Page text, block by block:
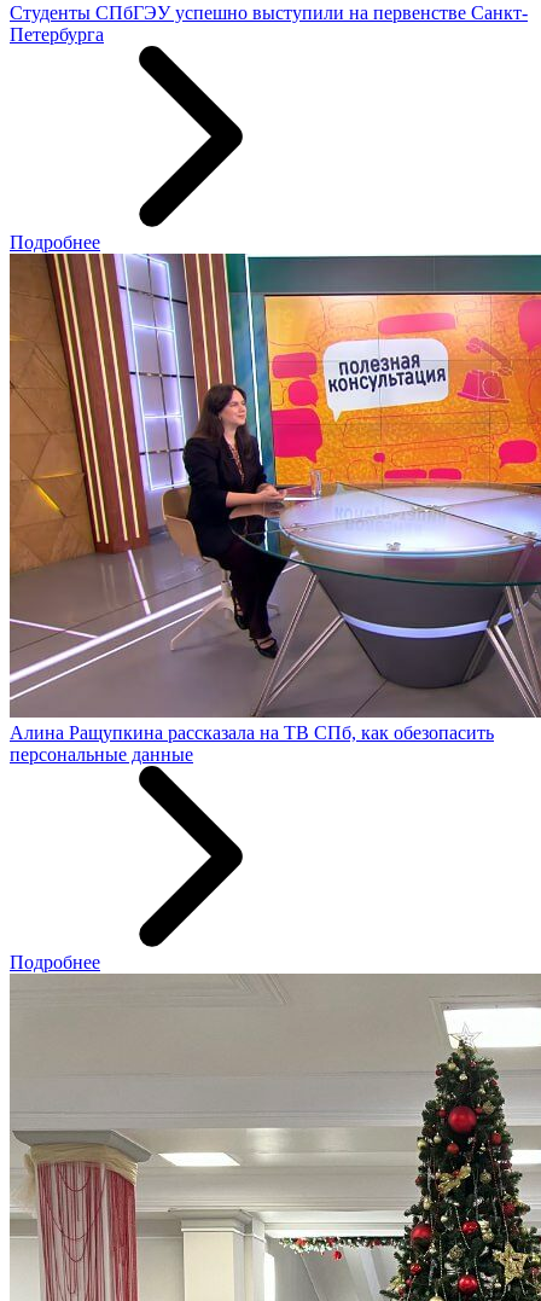
Студенты СПбГЭУ успешно выступили на первенстве Санкт-
Петербурга
Подробнее
Алина Ращупкина рассказала на ТВ СПб, как обезопасить
персональные данные
Подробнее